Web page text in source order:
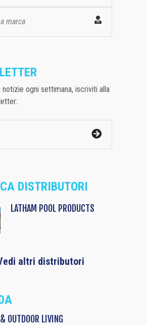
marca
ogni settimana, iscriviti alla
DISTRIBUTORI
LATHAM POOL PRODUCTS
altri distributori
OUTDOOR LIVING